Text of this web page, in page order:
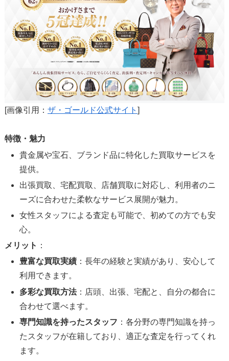
[画像引用： ザ・ゴールド公式サイト ]
特徴・魅力
貴金属や宝石、ブランド品に特化した買取サービスを
提供。
出張買取、宅配買取、店舗買取に対応し、利用者のニ
ーズに合わせた柔軟なサービス展開が魅力。
女性スタッフによる査定も可能で、初めての方でも安
心。
メリット ：
豊富な買取実績 ：長年の経験と実績があり、安心して
利用できます。
多彩な買取方法：店頭、出張、宅配と、自分の都合に
合わせて選べます。
専門知識を持ったスタッフ ：各分野の専門知識を持っ
たスタッフが在籍しており、適正な査定を行ってくれ
ます。